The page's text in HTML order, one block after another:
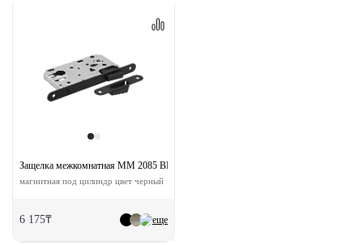
еще
Защелка межкомнатная MM 2085 BL с ответной планкой
магнитная под цилиндр цвет черный
6 175₸